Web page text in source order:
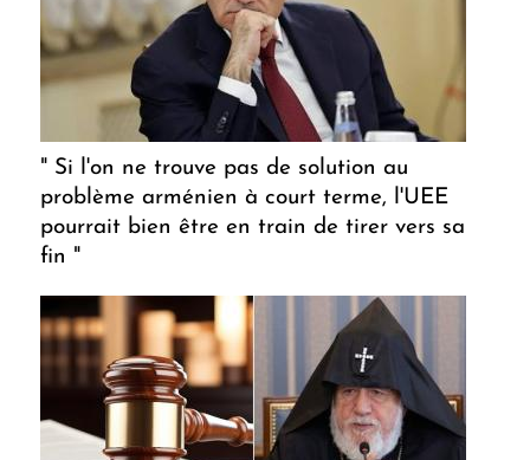
" Si l'on ne trouve pas de solution au
problème arménien à court terme, l'UEE
pourrait bien être en train de tirer vers sa
fin "